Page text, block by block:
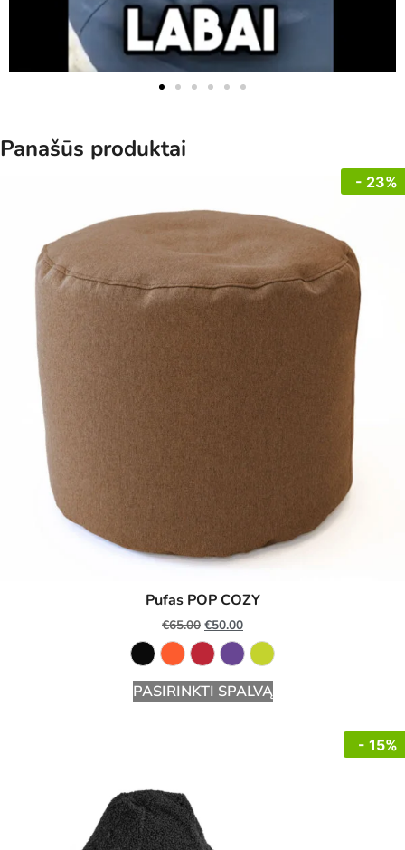
Panašūs produktai
- 23%
Pufas POP COZY
€65.00 €50.00
PASIRINKTI SPALVĄ
- 15%